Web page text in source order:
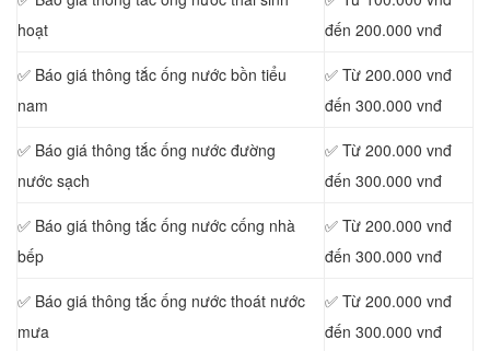
hoạt
đến 200.000 vnđ
✅ Báo giá thông tắc ống nước bồn tiểu
nam
✅ Từ 200.000 vnđ
đến 300.000 vnđ
✅ Báo giá thông tắc ống nước đường
nước sạch
✅ Từ 200.000 vnđ
đến 300.000 vnđ
✅ Báo giá thông tắc ống nước cống nhà
bếp
✅ Từ 200.000 vnđ
đến 300.000 vnđ
✅ Báo giá thông tắc ống nước thoát nước
mưa
✅ Từ 200.000 vnđ
đến 300.000 vnđ